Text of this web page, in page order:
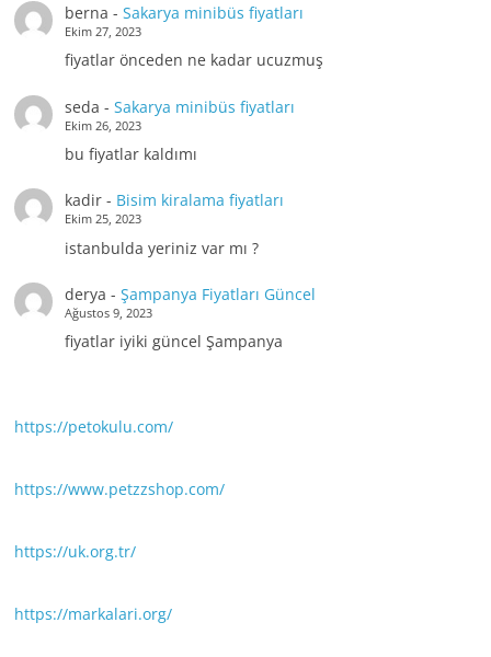
berna - Sakarya minibüs fiyatları
Ekim 27, 2023
fiyatlar önceden ne kadar ucuzmuş
seda - Sakarya minibüs fiyatları
Ekim 26, 2023
bu fiyatlar kaldımı
kadir- Bisim kiralama fiyatları
Ekim 25, 2023
istanbulda yeriniz var mı ?
derya - Şampanya Fiyatları Güncel
Ağustos 9, 2023
fiyatlar iyiki güncel Şampanya
https://petokulu.com/
https://www.petzzshop.com/
https://uk.org.tr/
https://markalari.org/